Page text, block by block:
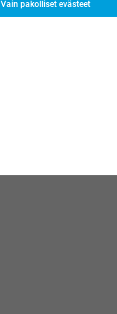
Vain pakolliset evästeet